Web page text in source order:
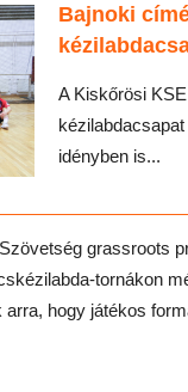
Bajnoki
A Kiskőrösi
idényben is...
grassroots
tornákon
hogy játékos